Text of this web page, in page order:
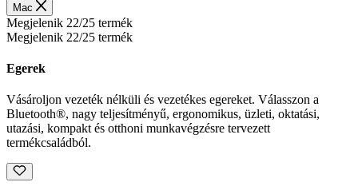
Mac
Megjelenik 22/25 termék
Megjelenik 22/25 termék
Egerek
Vásároljon vezeték nélküli és vezetékes egereket. Válasszon a
Bluetooth®, nagy teljesítményű, ergonomikus, üzleti, oktatási,
utazási, kompakt és otthoni munkavégzésre tervezett
termékcsaládból.